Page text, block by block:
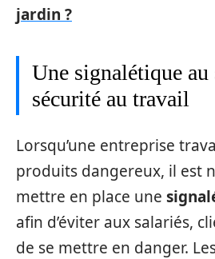
jardin ?
Une signalétique au
sécurité au travail
Lorsqu’une entreprise
produits dangereux, il est
mettre en place une
afin d’éviter aux salariés,
de se mettre en danger.